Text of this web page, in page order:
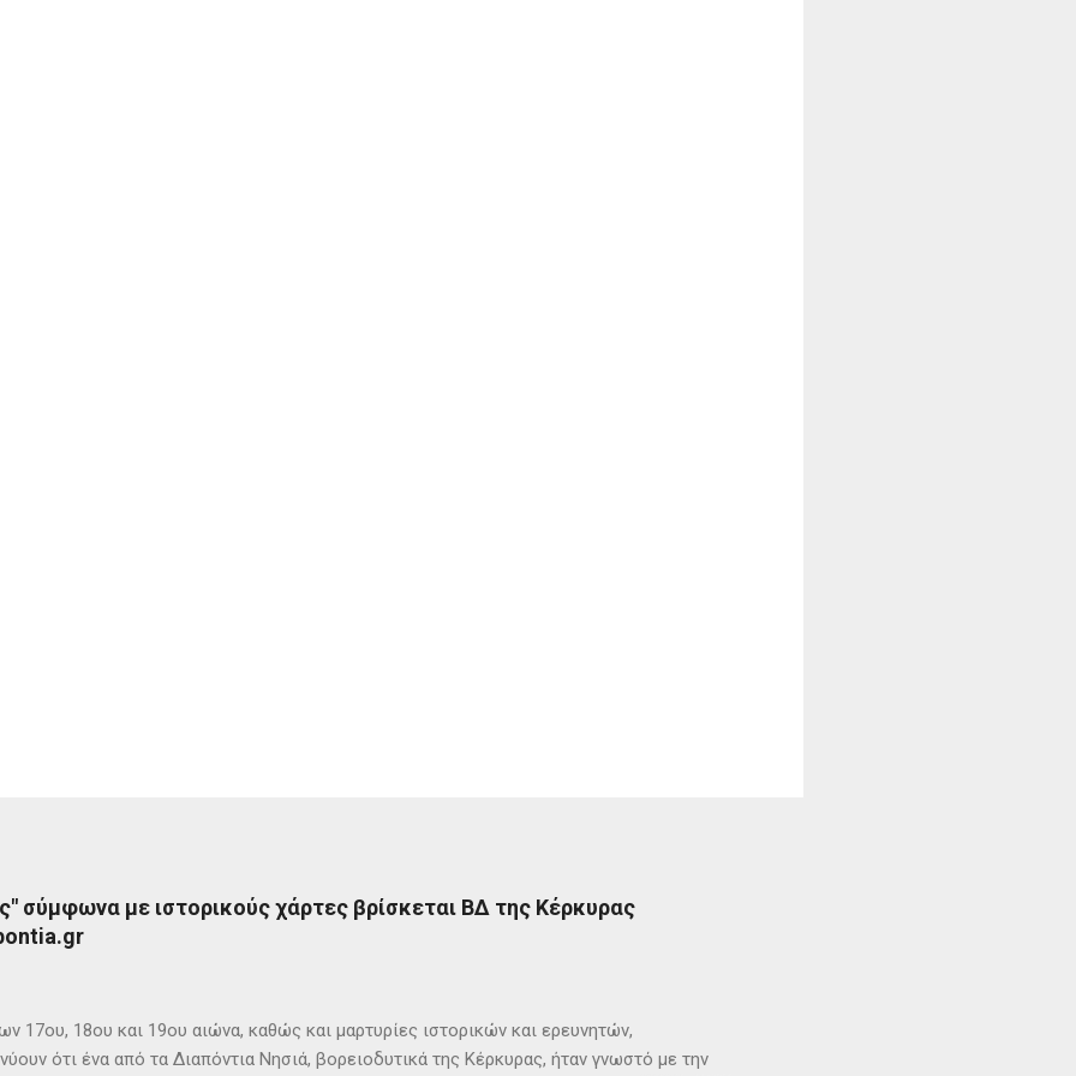
σύμφωνα με ιστορικούς χάρτες βρίσκεται ΒΔ της Κέρκυρας
17ου, 18ου και 19ου αιώνα, καθώς και μαρτυρίες ιστορικών και ερευνητών,
ότι ένα από τα Διαπόντια Νησιά, βορειοδυτικά της Κέρκυρας, ήταν γνωστό με την